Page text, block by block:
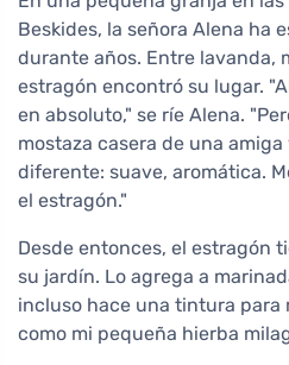
Beskides, la señora Alena ha
durante años. Entre lavanda,
estragón encontró su lugar.
en absoluto," se ríe Alena.
mostaza casera de una
diferente: suave, aromática.
el estragón."
Desde entonces, el estragón
su jardín. Lo agrega a
incluso hace una tintura para
como mi pequeña hierba